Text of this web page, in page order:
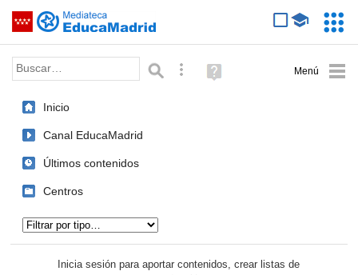
Saltar navegación
Palabra o frase: Búsqueda avanzada
Ayuda
(en
Inicio
Canal EducaMadrid
Últimos contenidos
Centros
Inicia sesión para aportar contenidos, crear listas de